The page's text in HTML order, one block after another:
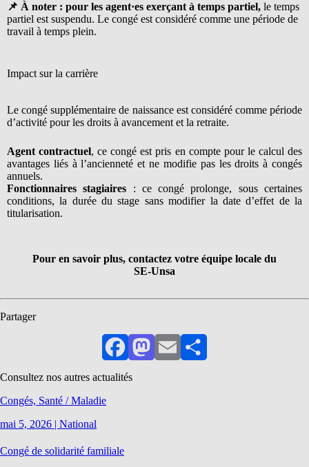
📌 À noter : pour les agent·es exerçant à temps partiel, le temps
partiel est suspendu. Le congé est considéré comme une période de
travail à temps plein.
Impact sur la carrière
Le congé supplémentaire de naissance est considéré comme période
d’activité pour les droits à avancement et la retraite.
Agent contractuel, ce congé est pris en compte pour le calcul des
avantages liés à l’ancienneté et ne modifie pas les droits à congés
annuels.
Fonctionnaires stagiaires : ce congé prolonge, sous certaines
conditions, la durée du stage sans modifier la date d’effet de la
titularisation.
Pour en savoir plus, contactez votre équipe locale du
SE-Unsa
Partager
FacebookMastodon
EmailPartager
Consultez nos autres actualités
Congés, Santé / Maladie
mai 5, 2026 | National
Congé de solidarité familiale